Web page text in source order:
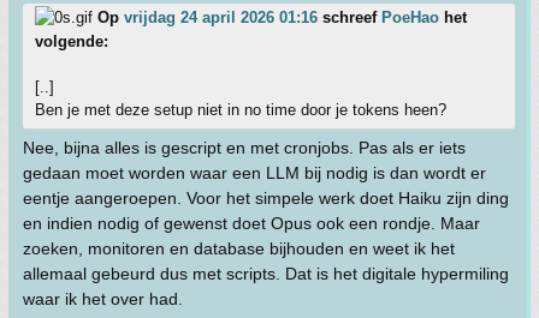
Op vrijdag 24 april 2026 01:16 schreef PoeHao het
volgende:
[..]
Ben je met deze setup niet in no time door je tokens heen?
Nee, bijna alles is gescript en met cronjobs. Pas als er iets
gedaan moet worden waar een LLM bij nodig is dan wordt er
eentje aangeroepen. Voor het simpele werk doet Haiku zijn ding
en indien nodig of gewenst doet Opus ook een rondje. Maar
zoeken, monitoren en database bijhouden en weet ik het
allemaal gebeurd dus met scripts. Dat is het digitale hypermiling
waar ik het over had.